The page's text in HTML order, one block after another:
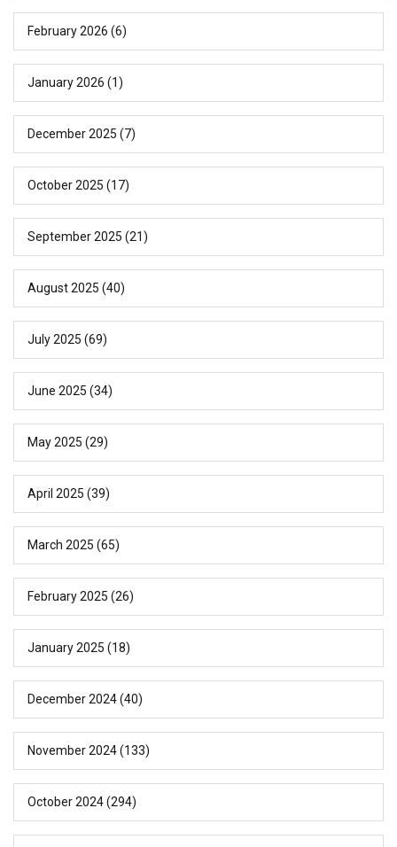
February 2026 (6)
January 2026 (1)
December 2025 (7)
October 2025 (17)
September 2025 (21)
August 2025 (40)
July 2025 (69)
June 2025 (34)
May 2025 (29)
April 2025 (39)
March 2025 (65)
February 2025 (26)
January 2025 (18)
December 2024(40)
November 2024(133)
October 2024(294)